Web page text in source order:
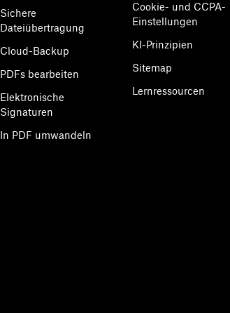
Sichere
Dateiübertragung
Cloud-Backup
PDFs bearbeiten
Elektronische
Signaturen
In PDF umwandeln
Cookie- und CCPA-
Einstellungen
KI-Prinzipien
Sitemap
Lernressourcen